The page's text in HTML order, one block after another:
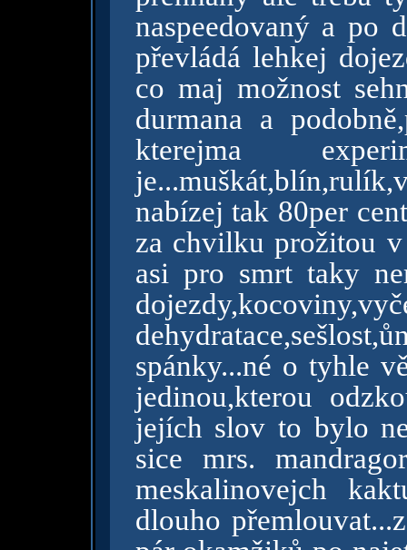
naspeedovaný a po
převládá lehkej
co maj možnost
durmana a
kterejma
nabízej tak 80per
za chvilku prožitou
asi pro smrt taky
spánky...né o tyhle
jedinou,kterou
jejích slov to bylo
sice mrs.
meskalinovejch
dlouho